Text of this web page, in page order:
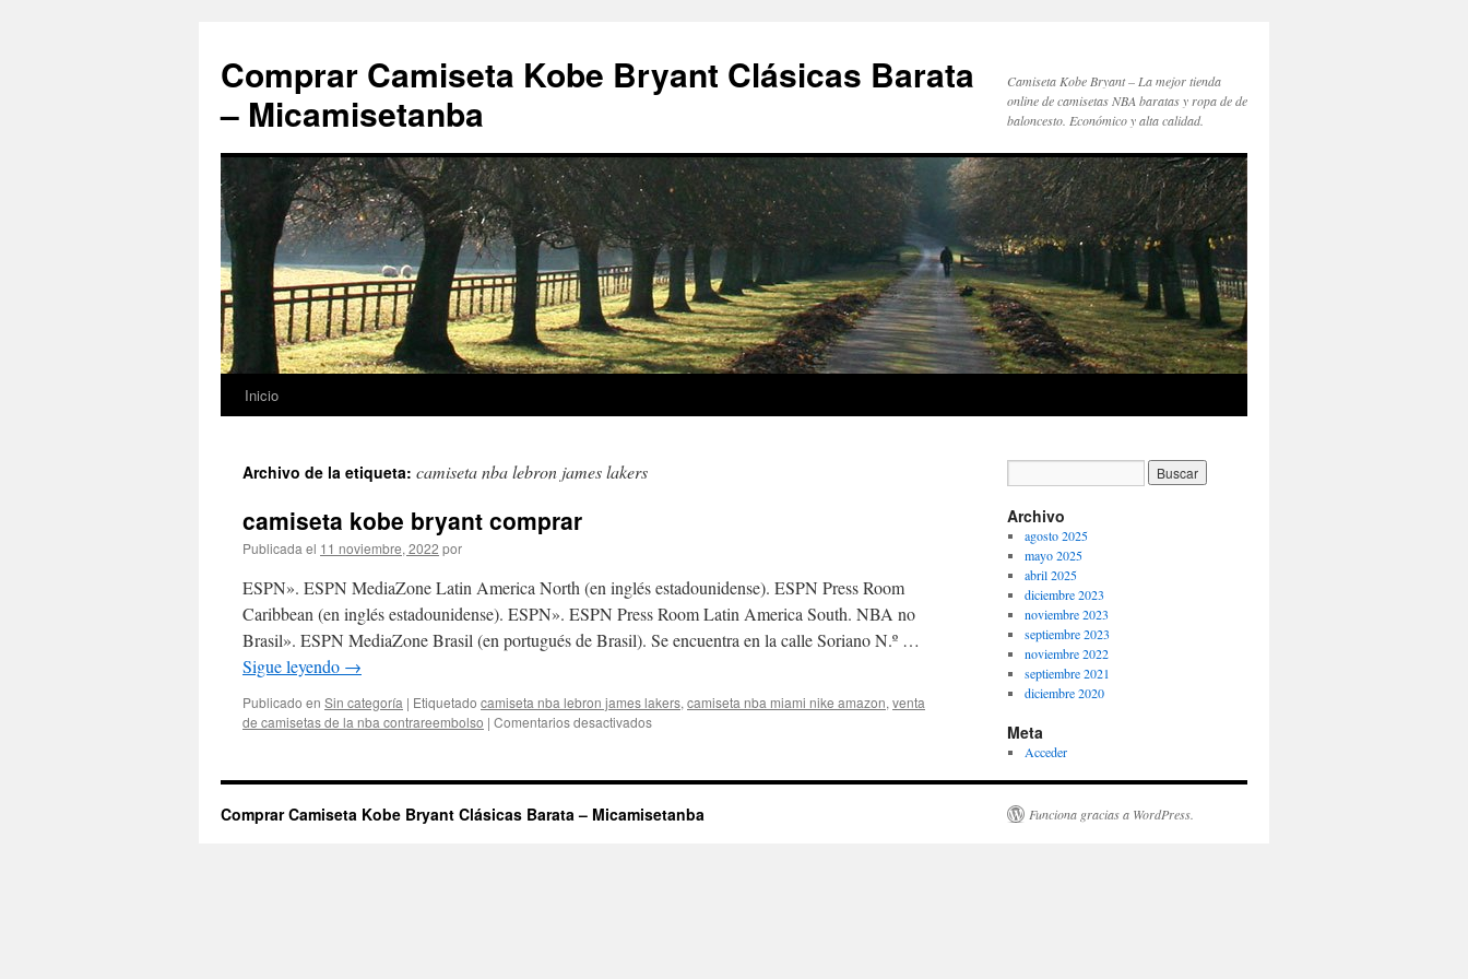
Comprar Camiseta Kobe Bryant Clásicas Barata
– Micamisetanba
Camiseta Kobe Bryant – La mejor tienda
online de camisetas NBA baratas y ropa de de
baloncesto. Económico y alta calidad.
Saltar
contenido
Inicio
Archivo de la etiqueta: camiseta nba lebron james lakers
camiseta kobe bryant comprar
Publicada el 11 noviembre, 2022 por
ESPN». ESPN MediaZone Latin America North (en inglés estadounidense). ESPN Press Room
Caribbean (en inglés estadounidense). ESPN». ESPN Press Room Latin America South. NBA no
Brasil». ESPN MediaZone Brasil (en portugués de Brasil). Se encuentra en la calle Soriano N.º …
Sigue leyendo →
Publicado en Sin categoría | Etiquetado camiseta nba lebron james lakers, camiseta nba miami nike amazon, venta
de camisetas de la nba contrareembolso | Comentarios desactivadosen
bryant
Archivo
agosto 2025
mayo 2025
abril 2025
diciembre 2023
noviembre 2023
septiembre 2023
noviembre 2022
septiembre 2021
diciembre 2020
Meta
Acceder
Comprar Camiseta Kobe Bryant Clásicas Barata – Micamisetanba Funciona gracias a WordPress.